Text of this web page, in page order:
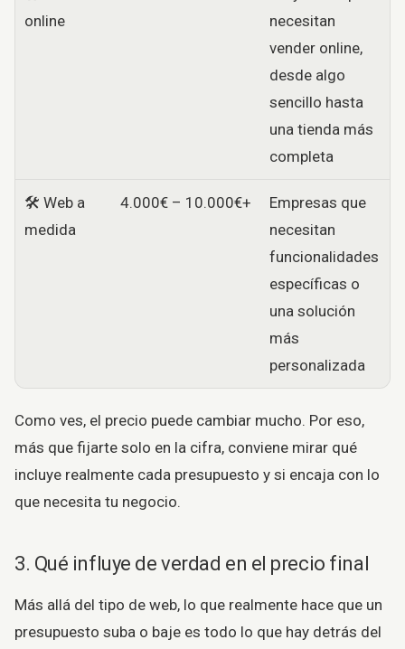
online
necesitan
vender online,
desde algo
sencillo hasta
una tienda más
completa
🛠️ Web a
medida
4.000€ – 10.000€+
Empresas que
necesitan
funcionalidades
específicas o
una solución
más
personalizada
Como ves, el precio puede cambiar mucho. Por eso,
más que fijarte solo en la cifra, conviene mirar qué
incluye realmente cada presupuesto y si encaja con lo
que necesita tu negocio.
3. Qué influye de verdad en el precio final
Más allá del tipo de web, lo que realmente hace que un
presupuesto suba o baje es todo lo que hay detrás del